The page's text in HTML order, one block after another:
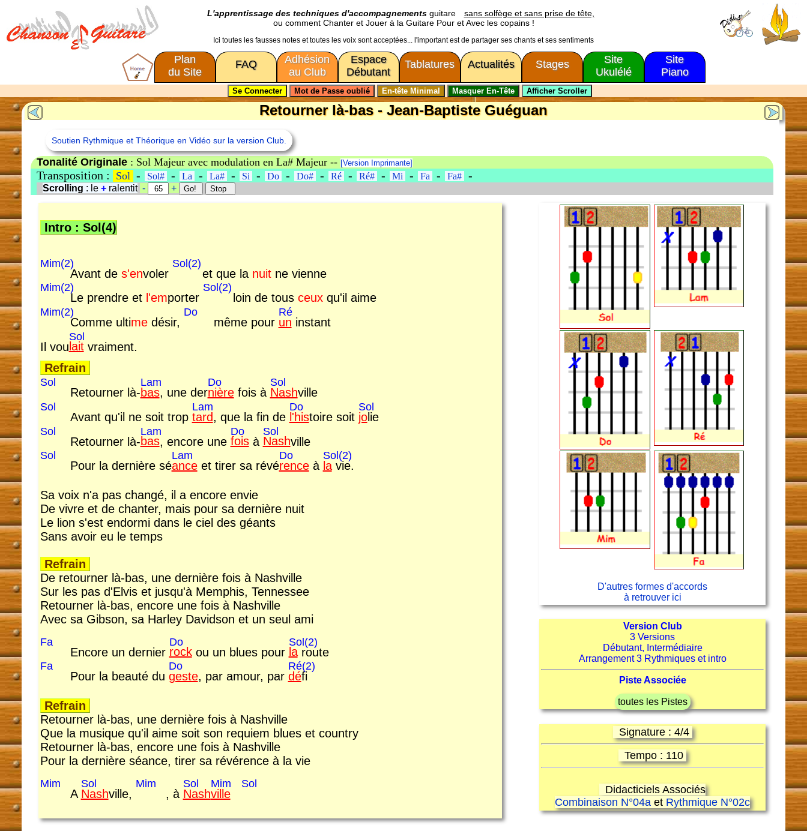
L'apprentissage des techniques d'accompagnementsguitare
sans solfège et sans prise de tête,
ou comment Chanter et Jouer à la Guitare Pour et Avec les copains !
Ici toutes les fausses notes et toutes les voix sont acceptées... l'important est de partager ses chants et ses sentiments
Plan
du Site
FAQ
Adhésion
au Club
Espace
Débutant
Tablatures Actualités Stages
Site
Ukulélé
Site
Piano
Retourner là-bas - Jean-Baptiste Guéguan
Soutien Rythmique et Théorique en Vidéo sur la version Club.
Tonalité Originale : Sol Majeur avec modulation en La# Majeur --[Version Imprimante]
Transposition : Sol - Sol# - La - La# - Si - Do - Do# - Ré - Ré# - Mi - Fa - Fa# -
Scrolling : le+ ralentit - +
Intro : Sol(4)
Mim(2)
Avant de s'envoler
Sol(2)
et que la nuitne vienne
Mim(2)
Le prendre et l'emporter
Sol(2)
loin de tous ceuxqu'il aime
Mim(2)
Comme ultimedésir,
Do
même pour
Ré
un instant
Il vou
Sol
laitvraiment.
Refrain
Sol
Retourner là-
Lam
bas, une der
Do
nièrefois à
Sol
Nashville
Sol
Avant qu'il ne soit trop
Lam
tard, que la fin de
Do
l'histoire soit
Sol
jolie
Sol
Retourner là-
Lam
bas, encore une
Do
foisà
Sol
Nashville
Sol
Pour la dernière sé
Lam
anceet tirer sa révé
Do
renceà
Sol(2)
lavie.
Sa voix n'a pas changé, il a encore envie
De vivre et de chanter, mais pour sa dernière nuit
Le lion s'est endormi dans le ciel des géants
Sans avoir eu le temps
Refrain
De retourner là-bas, une dernière fois à Nashville
Sur les pas d'Elvis et jusqu'à Memphis, Tennessee
Retourner là-bas, encore une fois à Nashville
Avec sa Gibson, sa Harley Davidson et un seul ami
Fa
Encore un dernier
Do
rockou un blues pour
Sol(2)
laroute
Fa
Pour la beauté du
Do
geste, par amour, par
Ré(2)
défi
Refrain
Retourner là-bas, une dernière fois à Nashville
Que la musique qu'il aime soit son requiem blues et country
Retourner là-bas, encore une fois à Nashville
Pour la dernière séance, tirer sa révérence à la vie
Mim
A
Sol
Nashville,
Mim
, à
Sol
Nash
Mim
ville
Sol
D'autres formes d'accords
à retrouver ici
Version Club
3 Versions
Débutant, Intermédiaire
Arrangement 3 Rythmiques et intro
Piste Associée
toutes les Pistes
Signature : 4/4
Tempo : 110
Didacticiels Associés
Combinaison N°04a et Rythmique N°02c